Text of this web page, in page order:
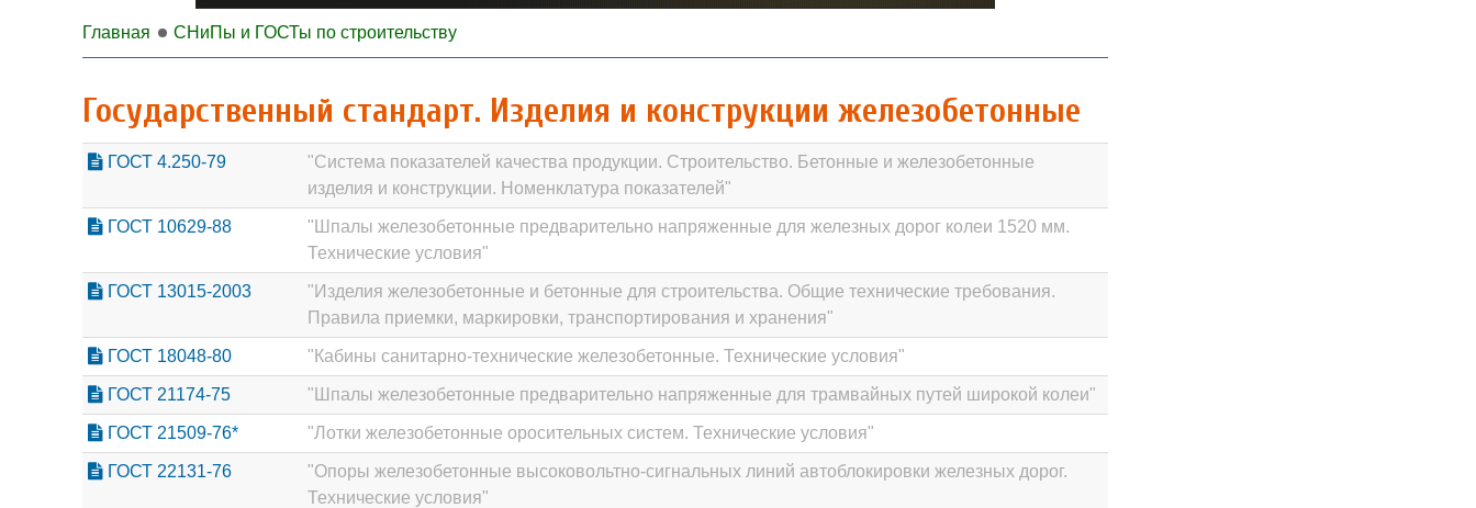
Главная СНиПы и ГОСТы по строительству
Государственный стандарт. Изделия и конструкции железобетонные
ГОСТ 4.250-79
"Система показателей качества продукции. Строительство. Бетонные и железобетонные
изделия и конструкции. Номенклатура показателей"
ГОСТ 10629-88
"Шпалы железобетонные предварительно напряженные для железных дорог колеи 1520 мм.
Технические условия"
ГОСТ 13015-2003
"Изделия железобетонные и бетонные для строительства. Общие технические требования.
Правила приемки, маркировки, транспортирования и хранения"
ГОСТ 18048-80 "Кабины санитарно-технические железобетонные. Технические условия"
ГОСТ 21174-75 "Шпалы железобетонные предварительно напряженные для трамвайных путей широкой колеи"
ГОСТ 21509-76* "Лотки железобетонные оросительных систем. Технические условия"
ГОСТ 22131-76
"Опоры железобетонные высоковольтно-сигнальных линий автоблокировки железных дорог.
Технические условия"